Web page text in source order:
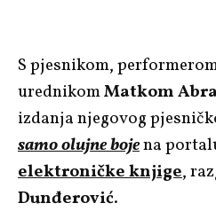
S pjesnikom,
urednikomMatkom
izdanja njegovog
samo olujne bojena
elektroničke knjige,
Dunđerović.